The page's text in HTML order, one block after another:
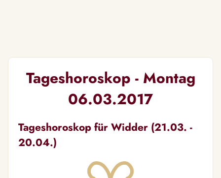
Tageshoroskop - Montag
06.03.2017
Tageshoroskop für Widder (21.03. -
20.04.)